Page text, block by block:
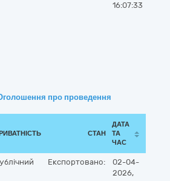
16:07:33
про проведення
СТАН
ДАТА
ТА
ЧАС
Експортовано:
02-04-
2026,